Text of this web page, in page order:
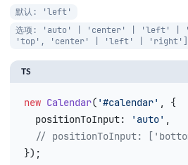
默认: 'left'
选项: 'auto' | 'center' | 'left' |
'top', 'center' | 'left' | 'right']
TS
new Calendar( '#calendar' , {
  positionToInput
: 'auto' ,
// positionToInput:
});